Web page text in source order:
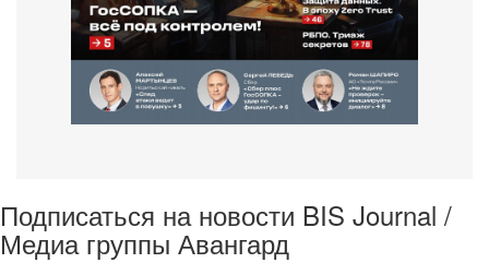
Подписаться на новости BIS Journal /
Медиа группы Авангард